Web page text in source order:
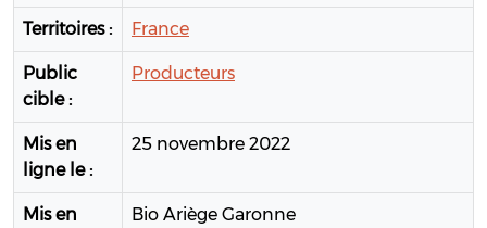
Territoires : France
Public
cible :
Producteurs
Mis en
ligne le :
25 novembre 2022
Mis en
Bio Ariège Garonne